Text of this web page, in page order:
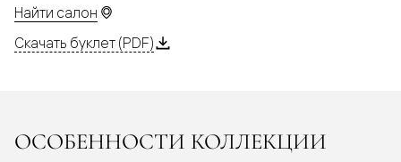
Найти салон
Скачать буклет (PDF)
ОСОБЕННОСТИ КОЛЛЕКЦИИ